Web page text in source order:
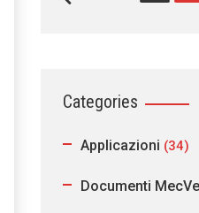
Categories
Applicazioni (34)
Documenti